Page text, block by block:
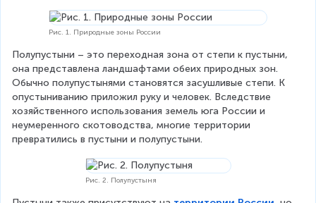
Рис. 1. Природные зоны России
Полупустыни – это переходная зона от степи к пустыни,
она представлена ландшафтами обеих природных зон.
Обычно полупустынями становятся засушливые степи. К
опустыниванию приложил руку и человек. Вследствие
хозяйственного использования земель юга России и
неумеренного скотоводства, многие территории
превратились в пустыни и полупустыни.
Рис. 2. Полупустыня